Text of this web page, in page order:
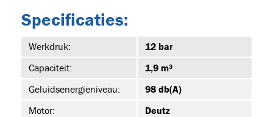
Specificaties:
Werkdruk:
12 bar
Capaciteit:
1,9 m³
Geluidsenergieniveau:
98 db(A)
Motor:
Deutz